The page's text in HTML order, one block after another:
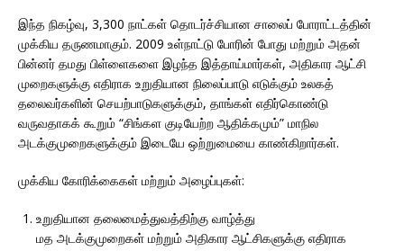
இந்த நிகழ்வு, 3,300 நாட்கள் தொடர்ச்சியான சாலைப் போராட்டத்தின்
முக்கிய தருணமாகும். 2009 உள்நாட்டு போரின் போது மற்றும் அதன்
பின்னர் தமது பிள்ளைகளை இழந்த இத்தாய்மார்கள், அதிகார ஆட்சி
முறைகளுக்கு எதிராக உறுதியான நிலைப்பாடு எடுக்கும் உலகத்
தலைவர்களின் செயற்பாடுகளுக்கும், தாங்கள் எதிர்கொண்டு
வருவதாகக் கூறும் “சிங்கள குடியேற்ற ஆதிக்கமும்” மாநில
அடக்குமுறைகளுக்கும் இடையே ஒற்றுமையை காண்கிறார்கள்.
முக்கிய கோரிக்கைகள் மற்றும் அழைப்புகள்:
உறுதியான தலைமைத்துவத்திற்கு வாழ்த்து
மத அடக்குமுறைகள் மற்றும் அதிகார ஆட்சிகளுக்கு எதிராக